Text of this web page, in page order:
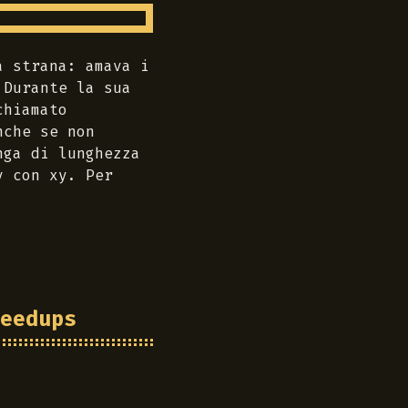
amava i
la sua
se non
di lunghezza
con xy. Per